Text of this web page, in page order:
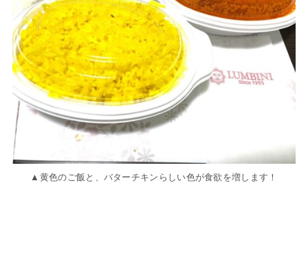
▲黄色のご飯と、バターチキンらしい色が食欲を増します！